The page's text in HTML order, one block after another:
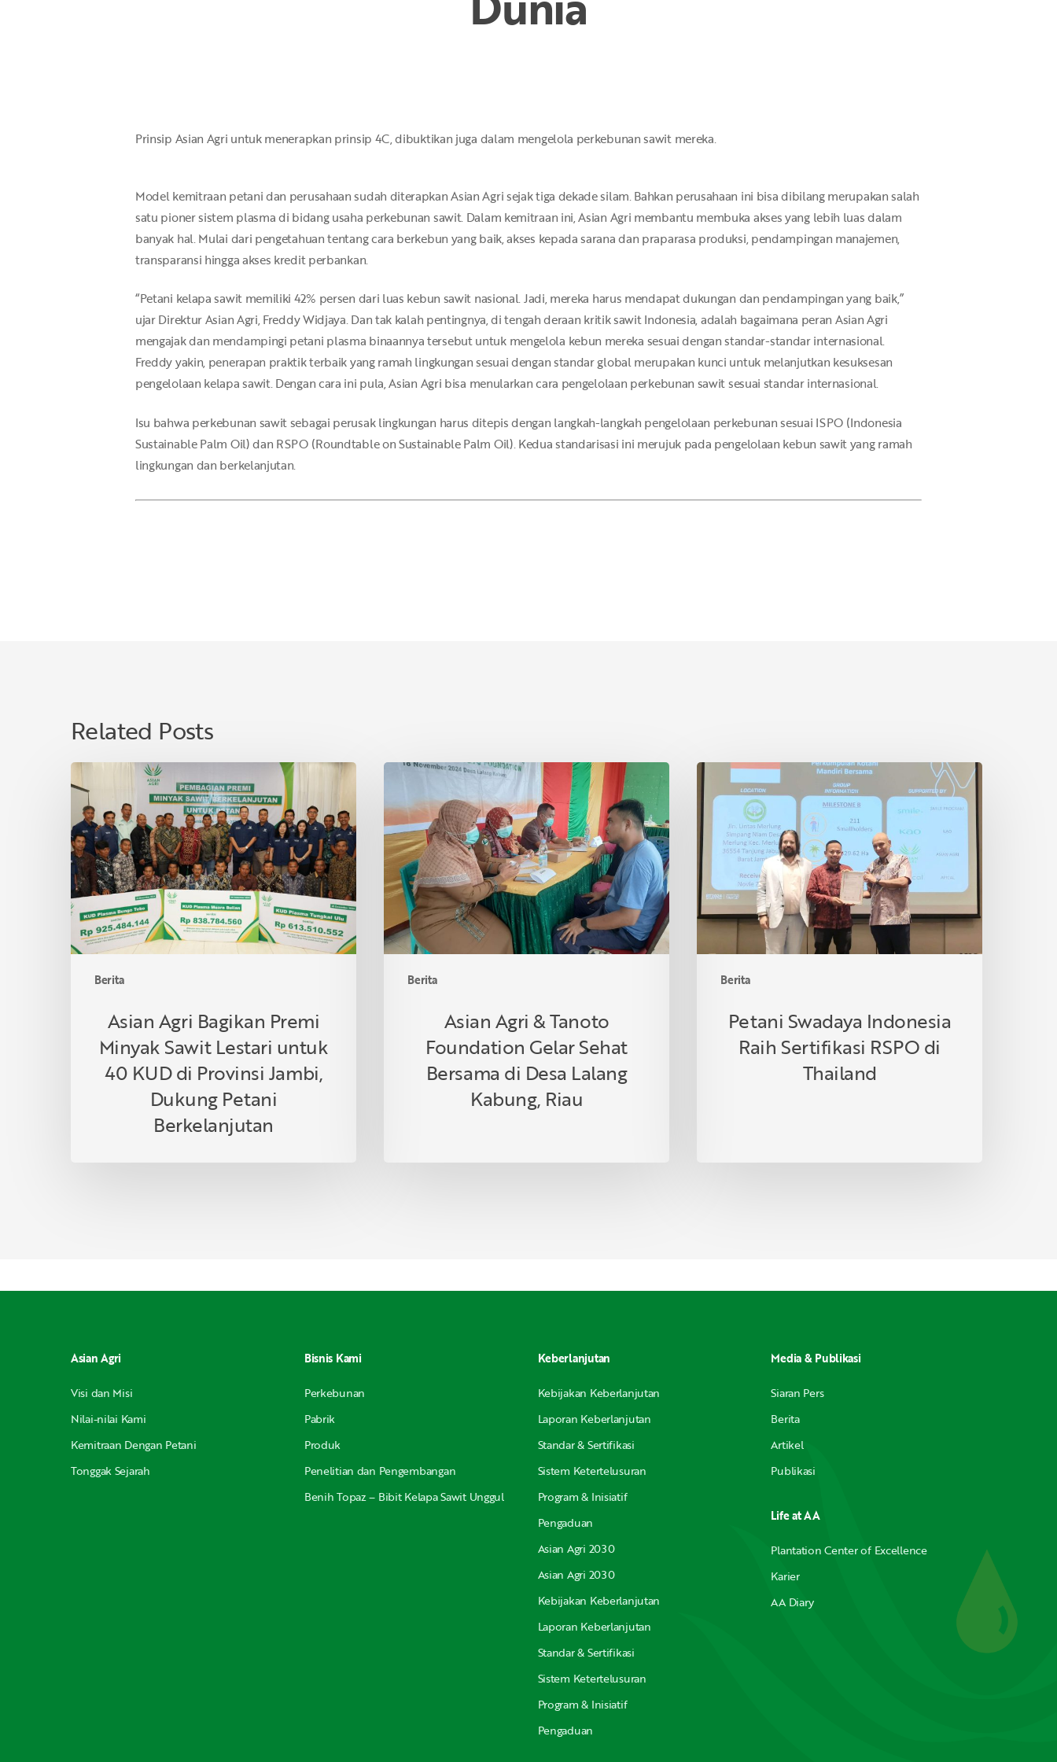
Prinsip Asian Agri untuk menerapkan prinsip 4C, dibuktikan juga dalam mengelola perkebunan sawit mereka.
Model kemitraan petani dan perusahaan sudah diterapkan Asian Agri sejak tiga dekade silam. Bahkan perusahaan ini bisa dibilang merupakan salah
satu pioner sistem plasma di bidang usaha perkebunan sawit. Dalam kemitraan ini, Asian Agri membantu membuka akses yang lebih luas dalam
banyak hal. Mulai dari pengetahuan tentang cara berkebun yang baik, akses kepada sarana dan praparasa produksi, pendampingan manajemen,
transparansi hingga akses kredit perbankan.
“Petani kelapa sawit memiliki 42% persen dari luas kebun sawit nasional. Jadi, mereka harus mendapat dukungan dan pendampingan yang baik,”
ujar Direktur Asian Agri, Freddy Widjaya. Dan tak kalah pentingnya, di tengah deraan kritik sawit Indonesia, adalah bagaimana peran Asian Agri
mengajak dan mendampingi petani plasma binaannya tersebut untuk mengelola kebun mereka sesuai dengan standar-standar internasional.
Freddy yakin, penerapan praktik terbaik yang ramah lingkungan sesuai dengan standar global merupakan kunci untuk melanjutkan kesuksesan
pengelolaan kelapa sawit. Dengan cara ini pula, Asian Agri bisa menularkan cara pengelolaan perkebunan sawit sesuai standar internasional.
Isu bahwa perkebunan sawit sebagai perusak lingkungan harus ditepis dengan langkah-langkah pengelolaan perkebunan sesuai ISPO (Indonesia
Sustainable Palm Oil) dan RSPO (Roundtable on Sustainable Palm Oil). Kedua standarisasi ini merujuk pada pengelolaan kebun sawit yang ramah
lingkungan dan berkelanjutan.
Related Posts
Berita
Asian
Agri
Bagikan
Premi
Minyak
Sawit
Lestari
untuk
40
KUD
Provinsi
Dukung
Petani
Berkelanjutan
Asian Agri Bagikan Premi
Minyak Sawit Lestari untuk
40 KUD di Provinsi Jambi,
Dukung Petani
Berkelanjutan
Berita
Asian
&
Tanoto
Foundation
Gelar
Sehat
Bersama
di
Desa
Kabung,
Asian Agri & Tanoto
Foundation Gelar Sehat
Bersama di Desa Lalang
Kabung, Riau
Berita
Petani
Swadaya
Indonesia
Raih
Sertifikasi
RSPO
di
Thailand
Petani Swadaya Indonesia
Raih Sertifikasi RSPO di
Thailand
Asian Agri
Visi dan Misi
Nilai-nilai Kami
Kemitraan Dengan Petani
Tonggak Sejarah
Bisnis Kami
Perkebunan
Pabrik
Produk
Penelitian dan Pengembangan
Benih Topaz – Bibit Kelapa Sawit Unggul
Keberlanjutan
Kebijakan Keberlanjutan
Laporan Keberlanjutan
Standar & Sertifikasi
Sistem Ketertelusuran
Program & Inisiatif
Pengaduan
Asian Agri 2030
Asian Agri 2030
Kebijakan Keberlanjutan
Laporan Keberlanjutan
Standar & Sertifikasi
Sistem Ketertelusuran
Program & Inisiatif
Pengaduan
Media & Publikasi
Siaran Pers
Berita
Artikel
Publikasi
Life at AA
Plantation Center of Excellence
Karier
AA Diary